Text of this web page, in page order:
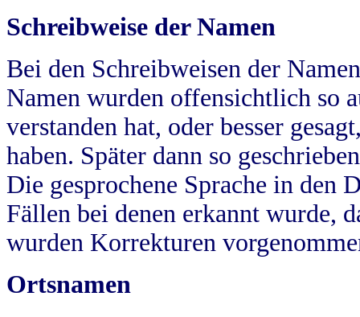
Schreibweise der Namen
Bei den Schreibweisen der
Namen wurden offensichtlich so
verstanden hat, oder besser
haben. Später dann so
Die gesprochene Sprache in
Fällen bei denen erkannt wurde,
wurden Korrekturen
Ortsnamen